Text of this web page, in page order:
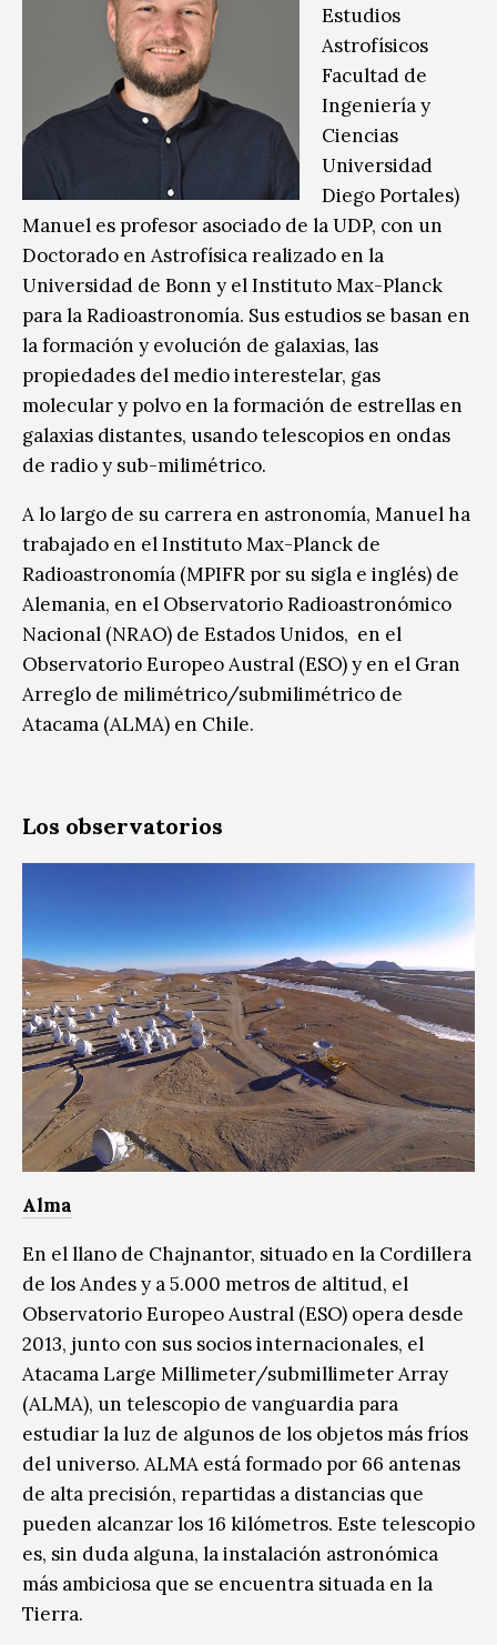
Estudios
Astrofísicos
Facultad de
Ingeniería y
Ciencias
Universidad
Diego Portales)
Manuel es profesor asociado de la UDP, con un
Doctorado en Astrofísica realizado en la
Universidad de Bonn y el Instituto Max-Planck
para la Radioastronomía. Sus estudios se basan en
la formación y evolución de galaxias, las
propiedades del medio interestelar, gas
molecular y polvo en la formación de estrellas en
galaxias distantes, usando telescopios en ondas
de radio y sub-milimétrico.
A lo largo de su carrera en astronomía, Manuel ha
trabajado en el Instituto Max-Planck de
Radioastronomía (MPIFR por su sigla e inglés) de
Alemania, en el Observatorio Radioastronómico
Nacional (NRAO) de Estados Unidos, en el
Observatorio Europeo Austral (ESO) y en el Gran
Arreglo de milimétrico/submilimétrico de
Atacama (ALMA) en Chile.
Los observatorios
Alma
En el llano de Chajnantor, situado en la Cordillera
de los Andes y a 5.000 metros de altitud, el
Observatorio Europeo Austral (ESO) opera desde
2013, junto con sus socios internacionales, el
Atacama Large Millimeter/submillimeter Array
(ALMA), un telescopio de vanguardia para
estudiar la luz de algunos de los objetos más fríos
del universo. ALMA está formado por 66 antenas
de alta precisión, repartidas a distancias que
pueden alcanzar los 16 kilómetros. Este telescopio
es, sin duda alguna, la instalación astronómica
más ambiciosa que se encuentra situada en la
Tierra.